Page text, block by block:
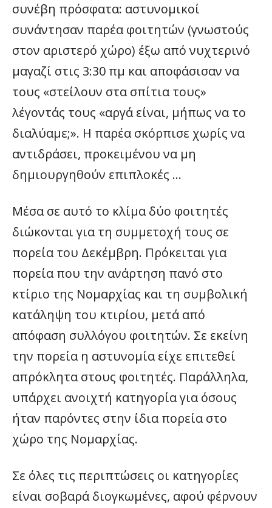
συνέβη πρόσφατα: αστυνομικοί
συνάντησαν παρέα φοιτητών (γνωστούς
στον αριστερό χώρο) έξω από νυχτερινό
μαγαζί στις 3:30 πμ και αποφάσισαν να
τους «στείλουν στα σπίτια τους»
λέγοντάς τους «αργά είναι, μήπως να το
διαλύαμε;». Η παρέα σκόρπισε χωρίς να
αντιδράσει, προκειμένου να μη
δημιουργηθούν επιπλοκές …
Μέσα σε αυτό το κλίμα δύο φοιτητές
διώκονται για τη συμμετοχή τους σε
πορεία του Δεκέμβρη. Πρόκειται για
πορεία που την ανάρτηση πανό στο
κτίριο της Νομαρχίας και τη συμβολική
κατάληψη του κτιρίου, μετά από
απόφαση συλλόγου φοιτητών. Σε εκείνη
την πορεία η αστυνομία είχε επιτεθεί
απρόκλητα στους φοιτητές. Παράλληλα,
υπάρχει ανοιχτή κατηγορία για όσους
ήταν παρόντες στην ίδια πορεία στο
χώρο της Νομαρχίας.
Σε όλες τις περιπτώσεις οι κατηγορίες
είναι σοβαρά διογκωμένες, αφού φέρνουν